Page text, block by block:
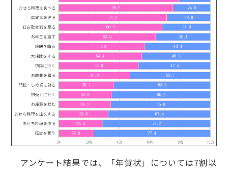
アンケート結果では、「年賀状」については7割以